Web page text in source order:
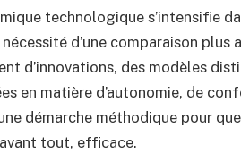
technologique s’intensifie
d’une comparaison
d’innovations, des modèles
en matière d’autonomie, de
démarche méthodique pour
tout, efficace.